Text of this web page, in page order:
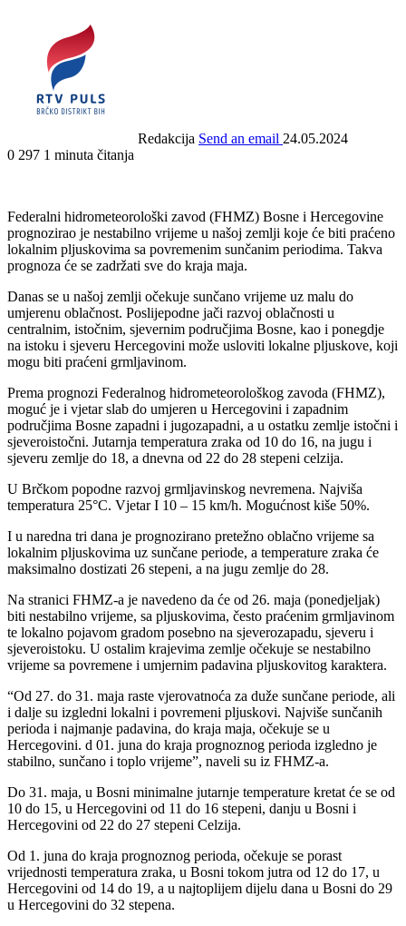
Redakcija Send an email 24.05.2024
0 297 1 minuta čitanja
Federalni hidrometeorološki zavod (FHMZ) Bosne i Hercegovine
prognozirao je nestabilno vrijeme u našoj zemlji koje će biti praćeno
lokalnim pljuskovima sa povremenim sunčanim periodima. Takva
prognoza će se zadržati sve do kraja maja.
Danas se u našoj zemlji očekuje sunčano vrijeme uz malu do
umjerenu oblačnost. Poslijepodne jači razvoj oblačnosti u
centralnim, istočnim, sjevernim područjima Bosne, kao i ponegdje
na istoku i sjeveru Hercegovini može usloviti lokalne pljuskove, koji
mogu biti praćeni grmljavinom.
Prema prognozi Federalnog hidrometeorološkog zavoda (FHMZ),
moguć je i vjetar slab do umjeren u Hercegovini i zapadnim
područjima Bosne zapadni i jugozapadni, a u ostatku zemlje istočni i
sjeveroistočni. Jutarnja temperatura zraka od 10 do 16, na jugu i
sjeveru zemlje do 18, a dnevna od 22 do 28 stepeni celzija.
U Brčkom popodne razvoj grmljavinskog nevremena. Najviša
temperatura 25°C. Vjetar I 10 – 15 km/h. Mogućnost kiše 50%.
I u naredna tri dana je prognozirano pretežno oblačno vrijeme sa
lokalnim pljuskovima uz sunčane periode, a temperature zraka će
maksimalno dostizati 26 stepeni, a na jugu zemlje do 28.
Na stranici FHMZ-a je navedeno da će od 26. maja (ponedjeljak)
biti nestabilno vrijeme, sa pljuskovima, često praćenim grmljavinom
te lokalno pojavom gradom posebno na sjeverozapadu, sjeveru i
sjeveroistoku. U ostalim krajevima zemlje očekuje se nestabilno
vrijeme sa povremene i umjernim padavina pljuskovitog karaktera.
“Od 27. do 31. maja raste vjerovatnoća za duže sunčane periode, ali
i dalje su izgledni lokalni i povremeni pljuskovi. Najviše sunčanih
perioda i najmanje padavina, do kraja maja, očekuje se u
Hercegovini. d 01. juna do kraja prognoznog perioda izgledno je
stabilno, sunčano i toplo vrijeme”, naveli su iz FHMZ-a.
Do 31. maja, u Bosni minimalne jutarnje temperature kretat će se od
10 do 15, u Hercegovini od 11 do 16 stepeni, danju u Bosni i
Hercegovini od 22 do 27 stepeni Celzija.
Od 1. juna do kraja prognoznog perioda, očekuje se porast
vrijednosti temperatura zraka, u Bosni tokom jutra od 12 do 17, u
Hercegovini od 14 do 19, a u najtoplijem dijelu dana u Bosni do 29
u Hercegovini do 32 stepena.